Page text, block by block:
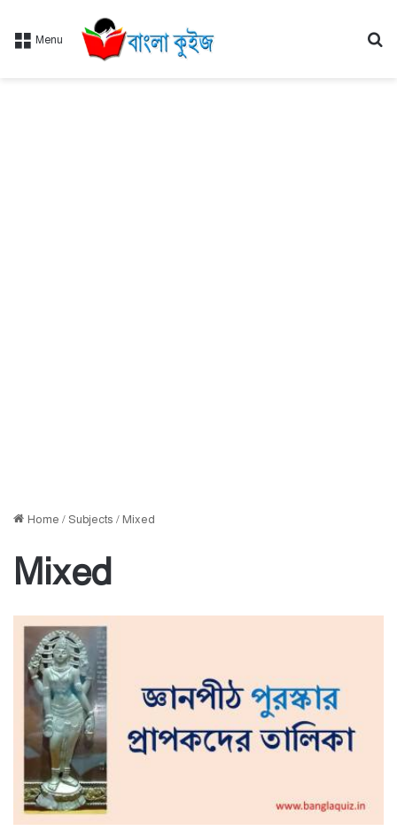
Menu
Home / Subjects /Mixed
Mixed